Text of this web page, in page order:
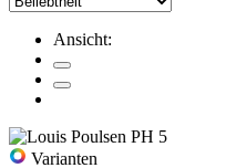
Ansicht:
Varianten